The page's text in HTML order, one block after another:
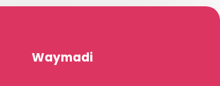
Waymadi